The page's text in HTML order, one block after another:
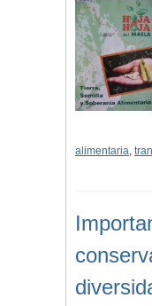
alimentaria,